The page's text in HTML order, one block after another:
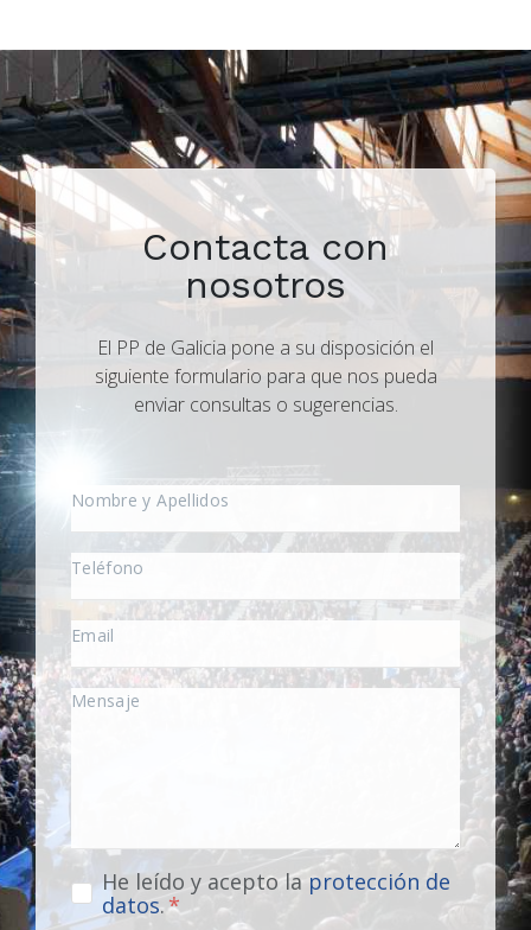
Contacta con
nosotros
El PP de Galicia pone a su disposición el
siguiente formulario para que nos pueda
enviar consultas o sugerencias.
He leído y acepto laprotección de
datos.